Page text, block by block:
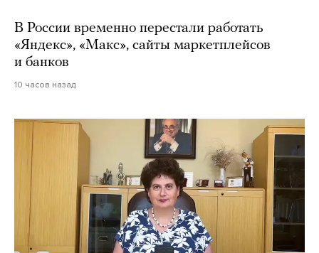
В России временно перестали работать
«Яндекс», «Макс», сайты маркетплейсов
и банков
10 часов назад